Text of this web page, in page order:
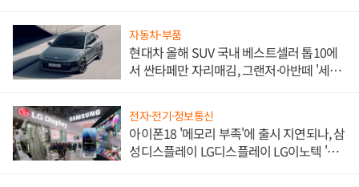
자동차·부품
현대차 올해 SUV 국내 베스트셀러 톱10에
서 싼타페만 자리매김, 그랜저·아반떼 '세단
전자·전기·정보통신
아이폰18 '메모리 부족'에 출시 지연되나, 삼
성디스플레이 LG디스플레이 LG이노텍 '탈